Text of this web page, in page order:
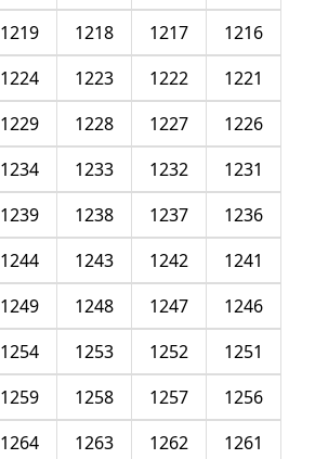
1216
1217
1218
1219
1221
1222
1223
1224
1226
1227
1228
1229
1231
1232
1233
1234
1236
1237
1238
1239
1241
1242
1243
1244
1246
1247
1248
1249
1251
1252
1253
1254
1256
1257
1258
1259
1261
1262
1263
1264